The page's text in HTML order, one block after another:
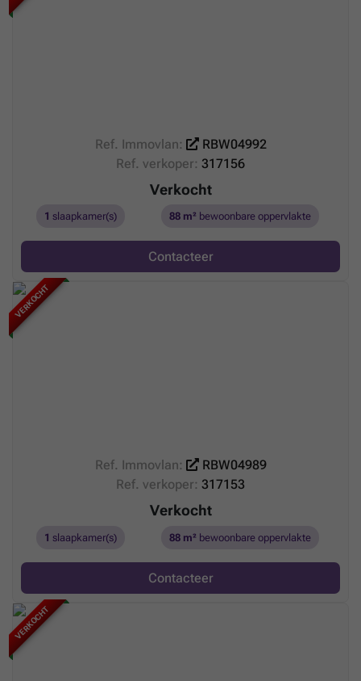
Ref. Immovlan:
RBW04992
Ref. verkoper: 317156
Verkocht
1 slaapkamer(s) 88 m² bewoonbare oppervlakte
Contacteer
VERKOCHT
Ref. Immovlan:
RBW04989
Ref. verkoper: 317153
Verkocht
1 slaapkamer(s) 88 m² bewoonbare oppervlakte
Contacteer
VERKOCHT